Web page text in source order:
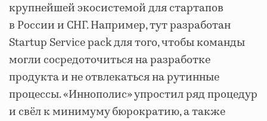
крупнейшей экосистемой для стартапов
в России и СНГ. Например, тут разработан
Startup Service pack для того, чтобы команды
могли сосредоточиться на разработке
продукта и не отвлекаться на рутинные
процессы. «Иннополис» упростил ряд процедур
и свёл к минимуму бюрократию, а также